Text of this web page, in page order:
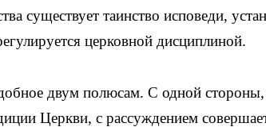
существует таинство исповеди,
церковной дисциплиной.
двум полюсам. С одной
Церкви, с рассуждением